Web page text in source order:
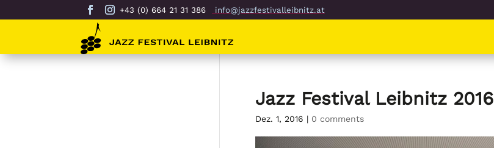
+43 (0) 664 21 31 386 info@jazzfestivalleibnitz.at
Jazz Festival Leibnitz 2016
Dez. 1, 2016 | 0 comments